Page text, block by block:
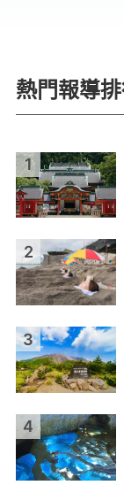
熱門報導